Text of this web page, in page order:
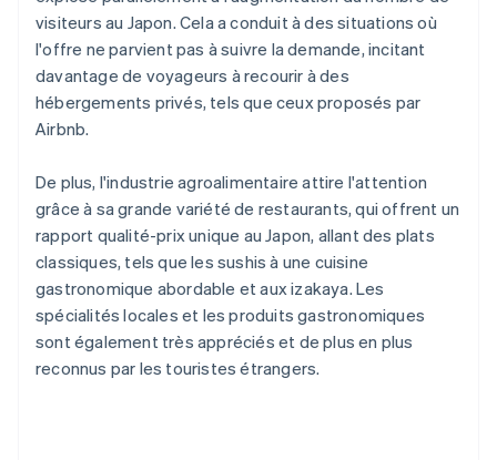
visiteurs au Japon. Cela a conduit à des situations où
l'offre ne parvient pas à suivre la demande, incitant
davantage de voyageurs à recourir à des
hébergements privés, tels que ceux proposés par
Airbnb.
De plus, l'industrie agroalimentaire attire l'attention
grâce à sa grande variété de restaurants, qui offrent un
rapport qualité-prix unique au Japon, allant des plats
classiques, tels que les sushis à une cuisine
gastronomique abordable et aux izakaya. Les
spécialités locales et les produits gastronomiques
sont également très appréciés et de plus en plus
reconnus par les touristes étrangers.